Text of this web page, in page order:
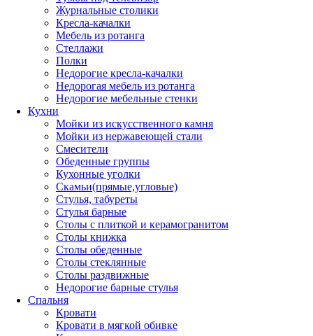
Журнальные столики
Кресла-качалки
Мебель из ротанга
Стеллажи
Полки
Недорогие кресла-качалки
Недорогая мебель из ротанга
Недорогие мебельные стенки
Кухни
Мойки из искусственного камня
Мойки из нержавеющей стали
Смесители
Обеденные группы
Кухонные уголки
Скамьи(прямые,угловые)
Стулья, табуреты
Стулья барные
Столы с плиткой и керамогранитом
Столы книжка
Столы обеденные
Столы стеклянные
Столы раздвижные
Недорогие барные стулья
Спальня
Кровати
Кровати в мягкой обивке